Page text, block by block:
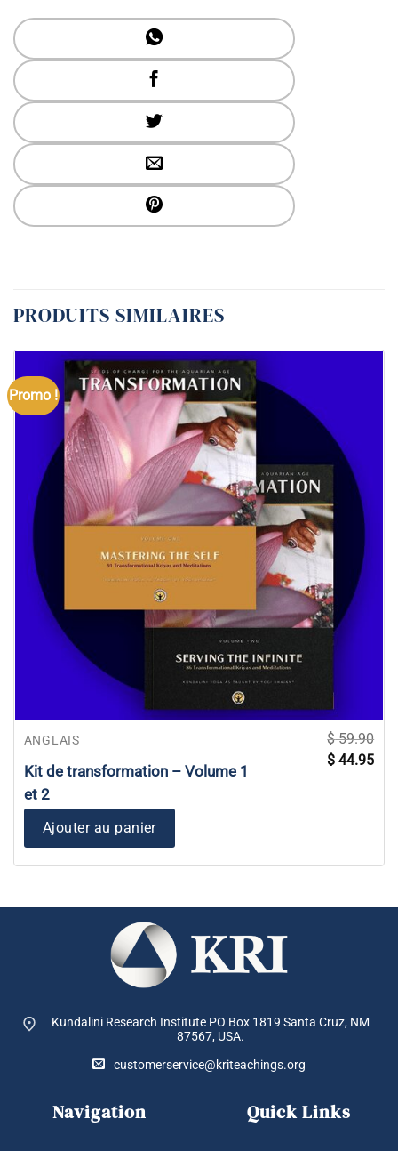
PRODUITS SIMILAIRES
Promo !
ANGLAIS
Kit de transformation – Volume 1
et 2
$59.90
Le
prix
$ 44.95Le
prix
Ajouter au panier
Kundalini Research Institute PO Box 1819 Santa Cruz, NM
87567, USA.
customerservice@kriteachings.org
Navigation Quick Links